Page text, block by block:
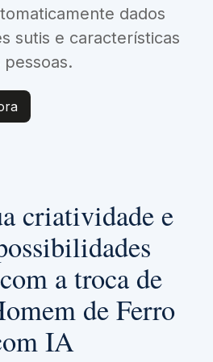
dados
sutis e características
pessoas.
criatividade e
a troca de
de Ferro
IA